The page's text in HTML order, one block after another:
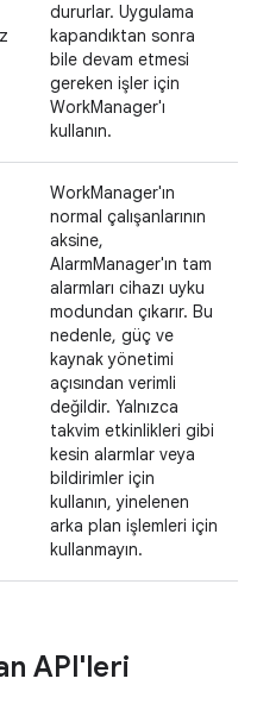
dururlar. Uygulama
kapandıktan sonra
bile devam etmesi
gereken işler için
WorkManager'ı
kullanın.
WorkManager'ın
normal çalışanlarının
aksine,
AlarmManager'ın tam
alarmları cihazı uyku
modundan çıkarır. Bu
nedenle, güç ve
kaynak yönetimi
açısından verimli
değildir. Yalnızca
takvim etkinlikleri gibi
kesin alarmlar veya
bildirimler için
kullanın, yinelenen
arka plan işlemleri için
kullanmayın.
API'leri